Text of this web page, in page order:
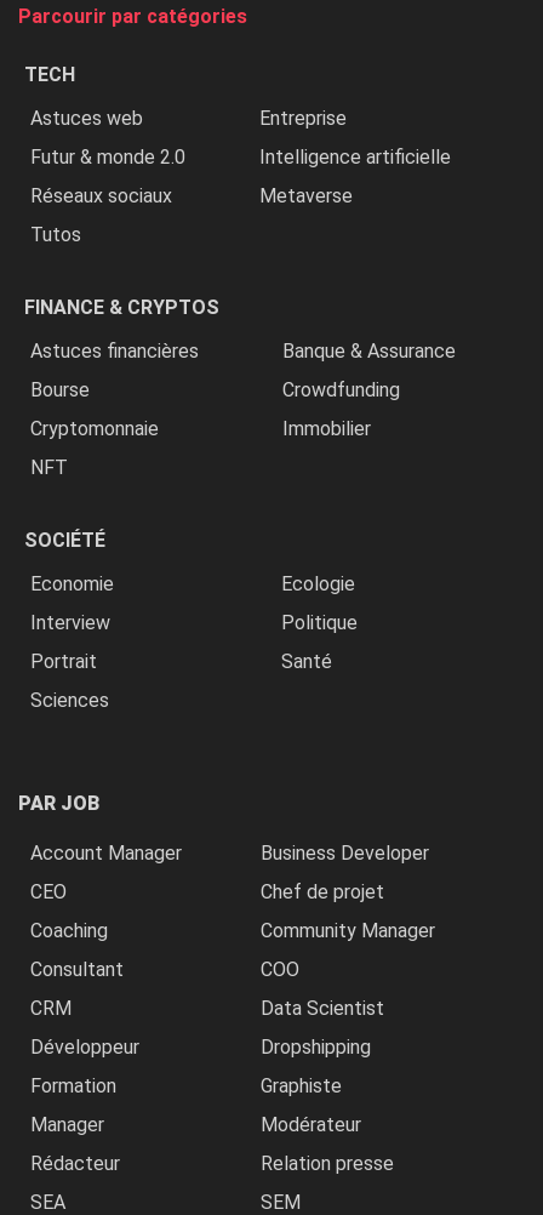
Parcourir par catégories
TECH
Astuces web
Entreprise
Futur & monde 2.0
Intelligence artificielle
Réseaux sociaux
Metaverse
Tutos
FINANCE & CRYPTOS
Astuces financières
Banque & Assurance
Bourse
Crowdfunding
Cryptomonnaie
Immobilier
NFT
SOCIÉTÉ
Economie
Ecologie
Interview
Politique
Portrait
Santé
Sciences
PAR JOB
Account Manager
Business Developer
CEO
Chef de projet
Coaching
Community Manager
Consultant
COO
CRM
Data Scientist
Développeur
Dropshipping
Formation
Graphiste
Manager
Modérateur
Rédacteur
Relation presse
SEA
SEM